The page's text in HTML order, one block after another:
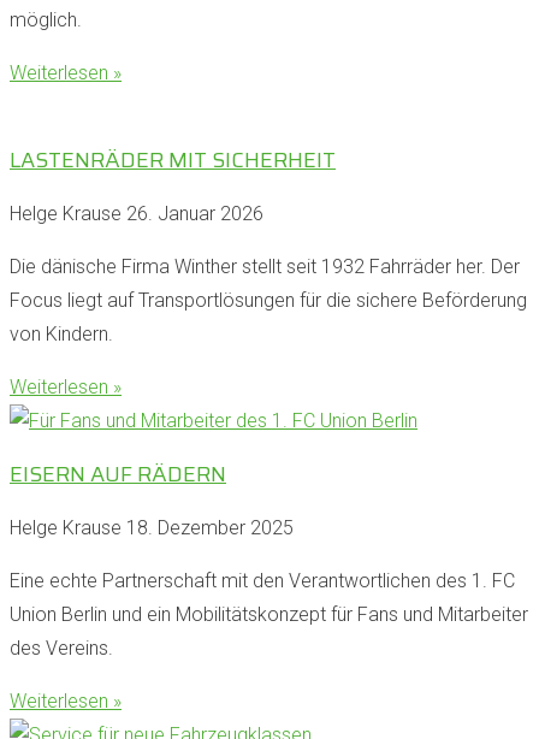
möglich.
Weiterlesen »
LASTENRÄDER MIT SICHERHEIT
Helge Krause 26. Januar 2026
Die dänische Firma Winther stellt seit 1932 Fahrräder her. Der
Focus liegt auf Transportlösungen für die sichere Beförderung
von Kindern.
Weiterlesen »
EISERN AUF RÄDERN
Helge Krause 18. Dezember 2025
Eine echte Partnerschaft mit den Verantwortlichen des 1. FC
Union Berlin und ein Mobilitätskonzept für Fans und Mitarbeiter
des Vereins.
Weiterlesen »